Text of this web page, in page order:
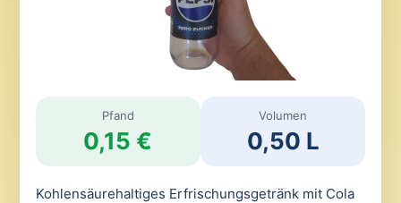
Pfand
0,15 €
Volumen
0,50 L
Kohlensäurehaltiges Erfrischungsgetränk mit Cola